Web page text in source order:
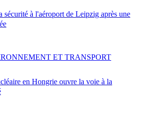
à l'aéroport de Leipzig après une
en Hongrie ouvre la voie à la
ET TRANSPORT